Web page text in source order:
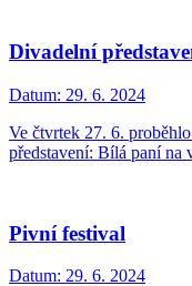
Divadelní
Datum: 29. 6. 2024
Ve čtvrtek 27. 6.
představení: Bílá paní na
Pivní festival
Datum: 29. 6. 2024